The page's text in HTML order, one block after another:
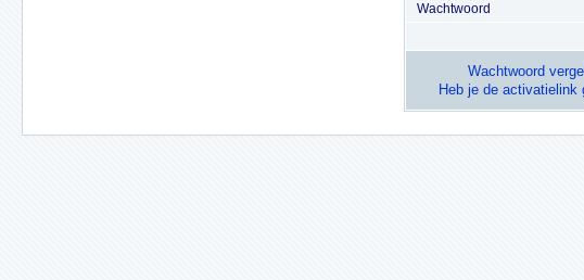
Wachtwoord
Wachtwoord
Heb je de activatielink